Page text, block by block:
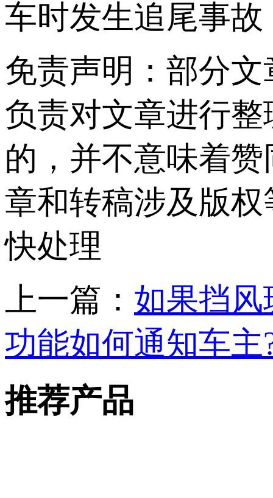
车时发生追尾事
免责声明：部分
负责对文章进行
的，并不意味着
章和转稿涉及版
快处理
上一篇： 如果挡风
功能如何通知车主
推荐产品